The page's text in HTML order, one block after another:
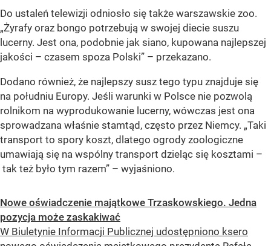
Do ustaleń telewizji odniosło się także warszawskie zoo.
„Żyrafy oraz bongo potrzebują w swojej diecie suszu
lucerny. Jest ona, podobnie jak siano, kupowana najlepszej
jakości – czasem spoza Polski” – przekazano.
Dodano również, że najlepszy susz tego typu znajduje się
na południu Europy. Jeśli warunki w Polsce nie pozwolą
rolnikom na wyprodukowanie lucerny, wówczas jest ona
sprowadzana właśnie stamtąd, często przez Niemcy. „Taki
transport to spory koszt, dlatego ogrody zoologiczne
umawiają się na wspólny transport dzieląc się kosztami –
tak też było tym razem” – wyjaśniono.
Nowe oświadczenie majątkowe Trzaskowskiego. Jedna
pozycja może zaskakiwać
W Biuletynie Informacji Publicznej udostępniono ksero